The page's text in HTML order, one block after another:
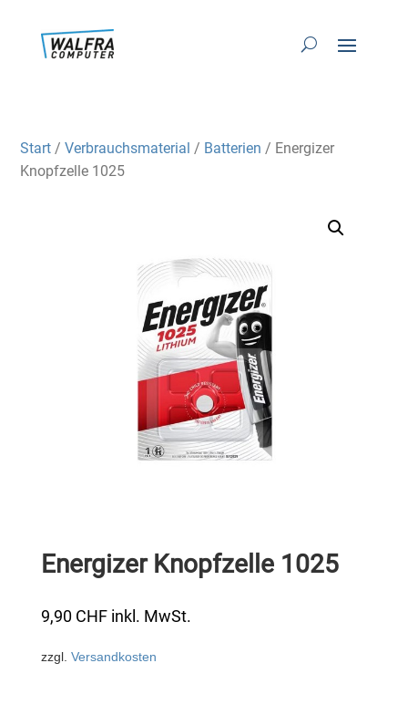
Start /Verbrauchsmaterial / Batterien / Energizer
Knopfzelle 1025
Energizer Knopfzelle 1025
9,90 CHF inkl. MwSt.
zzgl. Versandkosten